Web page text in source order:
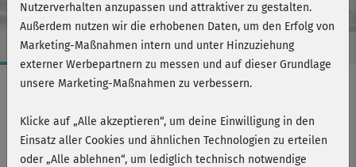
Fatburner/Bodyshaping
BIKINI-FIT EASY
Nutzerverhalten anzupassen und attraktiver zu gestalten.
Außerdem nutzen wir die erhobenen Daten, um den Erfolg von
Marketing-Maßnahmen intern und unter Hinzuziehung
externer Werbepartnern zu messen und auf dieser Grundlage
unsere Marketing-Maßnahmen zu verbessern.
Klicke auf „Alle akzeptieren“, um deine Einwilligung in den
Einsatz aller Cookies und ähnlichen Technologien zu erteilen
oder „Alle ablehnen“, um lediglich technisch notwendige